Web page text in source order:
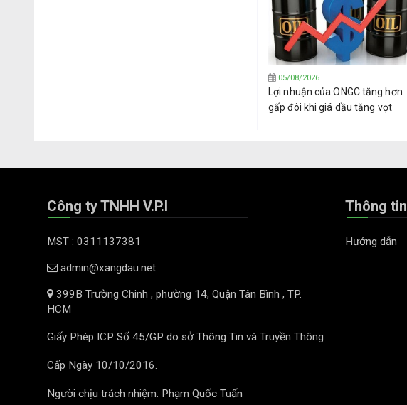
05/08/2026
Lợi nhuận của ONGC tăng hơn
gấp đôi khi giá dầu tăng vọt
Công ty TNHH V.P.I
MST : 0311137381
admin@xangdau.net
399B Trường Chinh , phường 14, Quận Tân Bình , TP.
HCM
Giấy Phép ICP Số 45/GP do sở Thông Tin và Truyền Thông
Cấp Ngày 10/10/2016.
Người chịu trách nhiệm: Phạm Quốc Tuấn
Thông tin
Hướng dẫn